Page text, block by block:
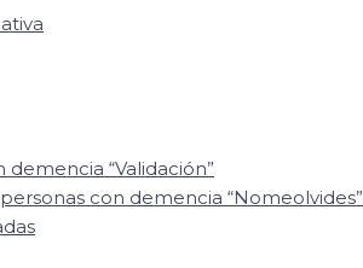
“Validación”
con demencia “Nomeolvides”